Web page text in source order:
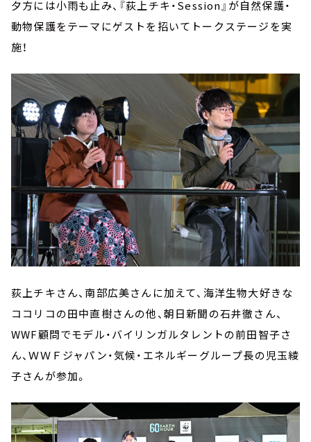
夕方には小雨も止み、『荻上チキ・Session』が自然保護・
動物保護をテーマにゲストを招いてトークステージを実
施！
荻上チキさん、南部広美さんに加えて、海洋生物大好きな
ココリコの田中直樹さんの他、朝日新聞の石井徹さん、
WWF顧問でモデル・バイリンガルタレントの前田智子さ
ん、ＷＷＦジャパン・気候・エネルギーグループ長の児玉綾
子さんが参加。